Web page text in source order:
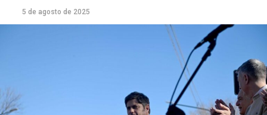
5 de agosto de 2025